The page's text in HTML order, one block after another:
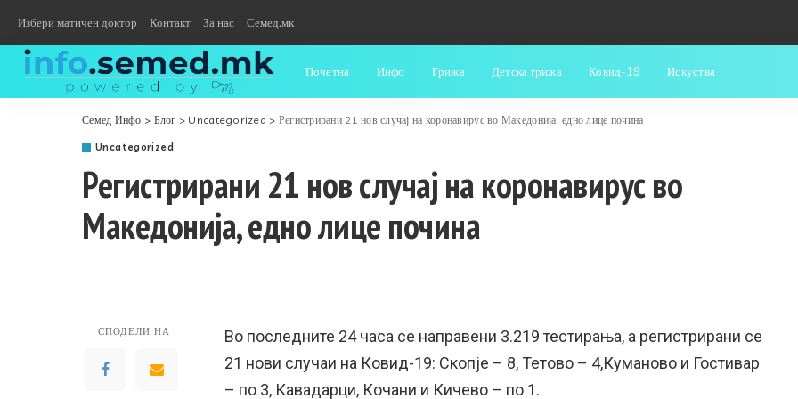
Избери матичен доктор Контакт За нас Семед.мк
Почетна Инфо Грижа Детска грижа Ковид-19 Искуства
Семед Инфо > Блог > Uncategorized > Регистрирани 21 нов случај на коронавирус во Македонија, едно лице почина
Uncategorized
Регистрирани 21 нов случај на коронавирус во
Македонија, едно лице почина
СПОДЕЛИ НА
Во последните 24 часа се направени 3.219 тестирања, а регистрирани се
21 нови случаи на Ковид-19: Скопје – 8, Тетово – 4,Куманово и Гостивар
– по 3, Кавадарци, Кочани и Кичево – по 1.